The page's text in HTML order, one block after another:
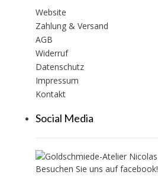
Website
Zahlung & Versand
AGB
Widerruf
Datenschutz
Impressum
Kontakt
Social Media
Besuchen Sie uns auf facebook!